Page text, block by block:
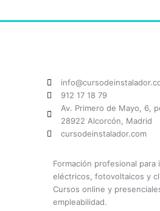
912 17 18 79
Av. Primero de Mayo, 6,
28922 Alcorcón, Madrid
cursodeinstalador.com
Formación profesional para
eléctricos, fotovoltaicos y
Cursos online y
empleabilidad.